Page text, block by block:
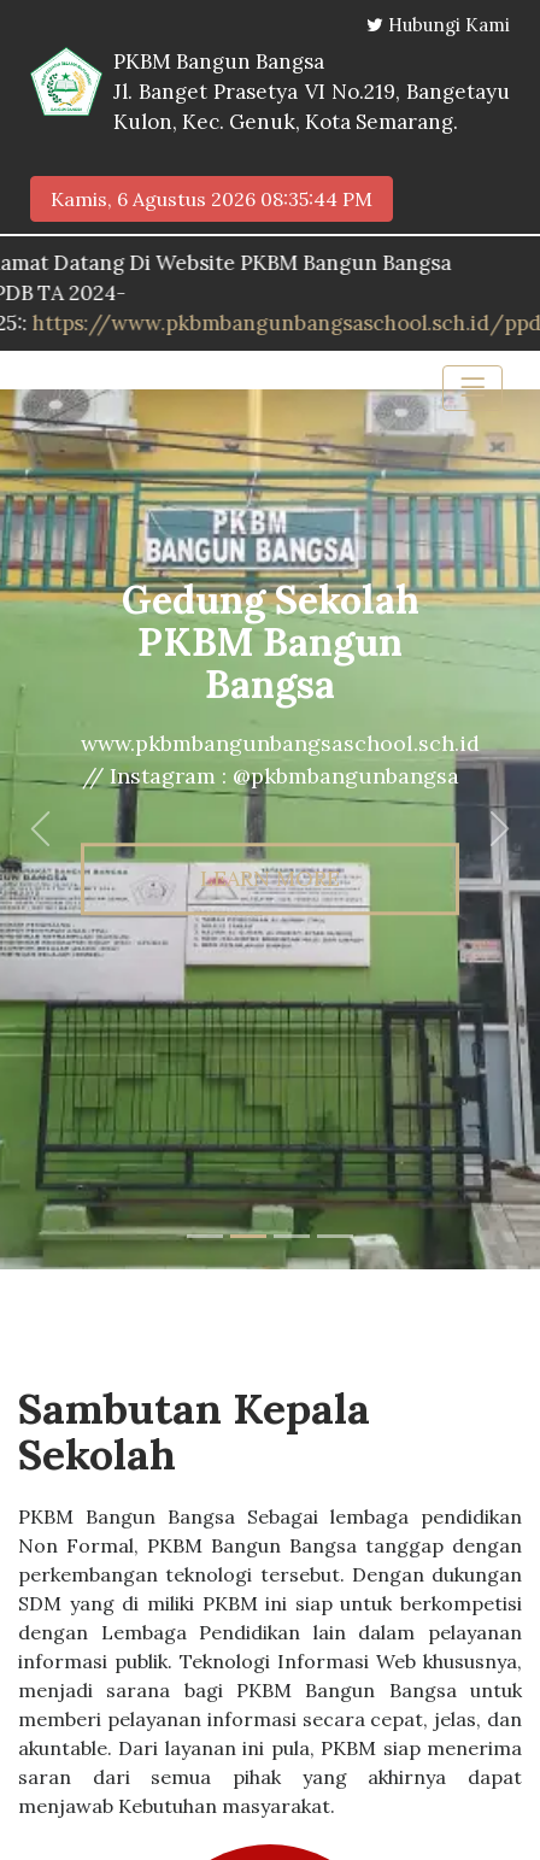
Hubungi Kami
PKBM Bangun Bangsa
Jl. Banget Prasetya VI No.219, Bangetayu
Kulon, Kec. Genuk, Kota Semarang.
Kamis, 6 Agustus 2026 08:35:45 PM
Di Website PKBM Bangun Bangsa
www.pkbmbangunbangsaschool.sch.id/ppdb
Gedung Sekolah
PKBM Bangun
Bangsa
www.pkbmbangunbangsaschool.sch.id
// Instagram : @pkbmbangunbangsa
LEARN MORE
Previous
Sambutan Kepala
Sekolah
PKBM Bangun Bangsa Sebagai lembaga pendidikan
Non Formal, PKBM Bangun Bangsa tanggap dengan
perkembangan teknologi tersebut. Dengan dukungan
SDM yang di miliki PKBM ini siap untuk berkompetisi
dengan Lembaga Pendidikan lain dalam pelayanan
informasi publik. Teknologi Informasi Web khususnya,
menjadi sarana bagi PKBM Bangun Bangsa untuk
memberi pelayanan informasi secara cepat, jelas, dan
akuntable. Dari layanan ini pula, PKBM siap menerima
saran dari semua pihak yang akhirnya dapat
menjawab Kebutuhan masyarakat.